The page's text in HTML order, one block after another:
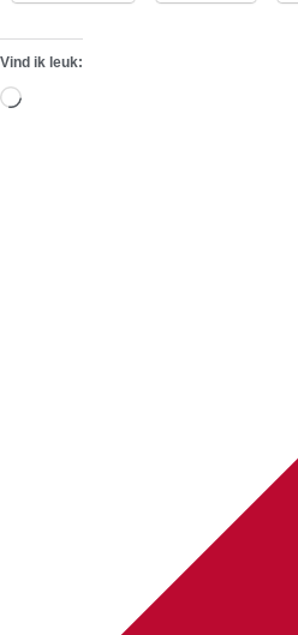
Vind ik leuk:
Aan